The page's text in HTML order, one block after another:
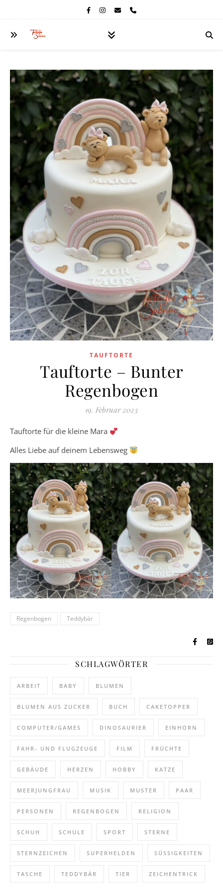
TAUFTORTE
Tauftorte – Bunter
Regenbogen
19. Februar 2023
Tauftorte für die kleine Mara
Alles Liebe auf deinem Lebensweg
Regenbogen Teddybär
SCHLAGWÖRTER
ARBEIT BABY BLUMEN
BLUMEN AUS ZUCKER BUCH CAKETOPPER
COMPUTER/GAMES DINOSAURIER EINHORN
FAHR- UND FLUGZEUGE FILM FRÜCHTE
GEBÄUDE HERZEN HOBBY KATZE
MEERJUNGFRAU MUSIK MUSTER PAAR
PERSONEN REGENBOGEN RELIGION
SCHUH SCHULE SPORT STERNE
STERNZEICHEN SUPERHELDEN SÜSSIGKEITEN
TASCHE TEDDYBÄR TIER ZEICHENTRICK